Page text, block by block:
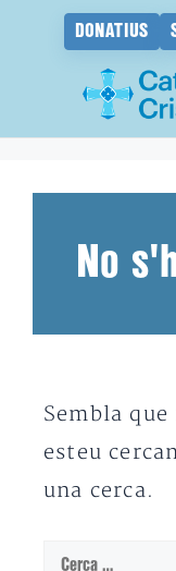
DONATIUS
No
Sembla
esteu
una cerca.
Cerca: